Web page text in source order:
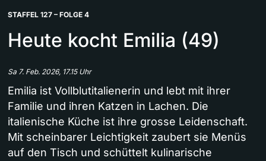
STAFFEL 127 – FOLGE 4
Heute kocht Emilia (49)
Sa 7. Feb. 2026, 17.15 Uhr
Emilia ist Vollblutitalienerin und lebt mit ihrer
Familie und ihren Katzen in Lachen. Die
italienische Küche ist ihre grosse Leidenschaft.
Mit scheinbarer Leichtigkeit zaubert sie Menüs
auf den Tisch und schüttelt kulinarische